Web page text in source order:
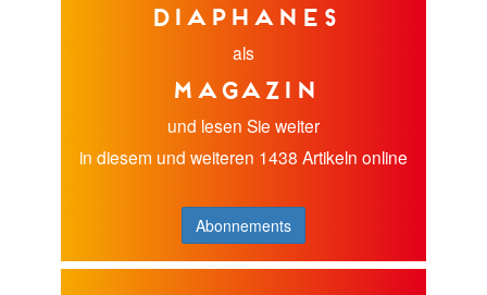
diaphanes
als
Magazin
und lesen Sie weiter
in diesem und weiteren 1438 Artikeln online
Abonnements